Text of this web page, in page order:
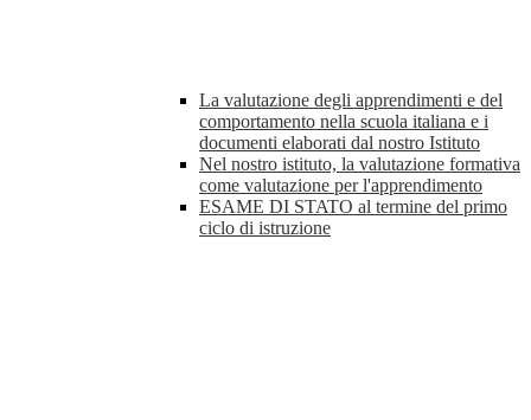
La valutazione degli apprendimenti e del
comportamento nella scuola italiana e i
documenti elaborati dal nostro Istituto
Nel nostro istituto, la valutazione formativa
come valutazione per l'apprendimento
ESAME DI STATO al termine del primo
ciclo di istruzione